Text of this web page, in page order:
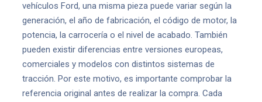
vehículos Ford, una misma pieza puede variar según la
generación, el año de fabricación, el código de motor, la
potencia, la carrocería o el nivel de acabado. También
pueden existir diferencias entre versiones europeas,
comerciales y modelos con distintos sistemas de
tracción. Por este motivo, es importante comprobar la
referencia original antes de realizar la compra. Cada